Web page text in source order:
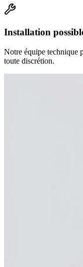
Installation
Notre équipe technique
toute discrétion.